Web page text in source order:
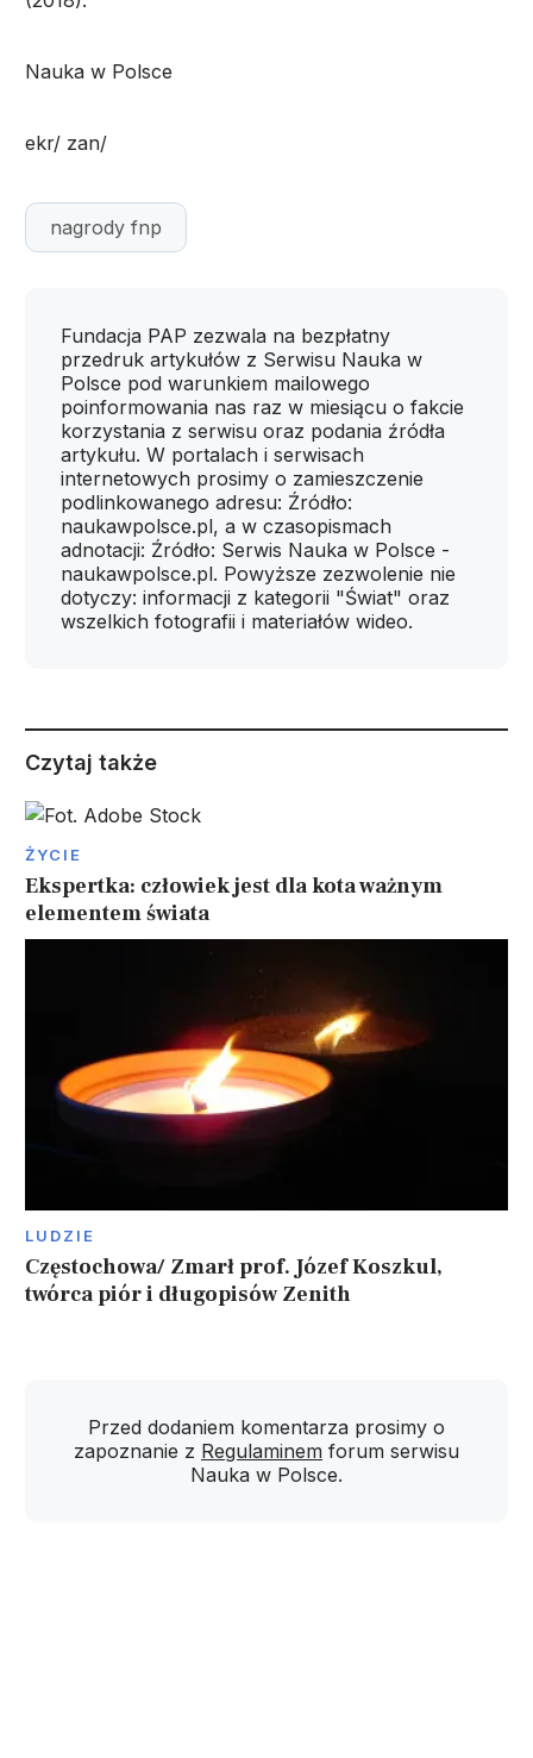
Nauka w Polsce
ekr/ zan/
nagrody fnp
Fundacja PAP zezwala na bezpłatny
przedruk artykułów z Serwisu Nauka w
Polsce pod warunkiem mailowego
poinformowania nas raz w miesiącu o fakcie
korzystania z serwisu oraz podania źródła
artykułu. W portalach i serwisach
internetowych prosimy o zamieszczenie
podlinkowanego adresu: Źródło:
naukawpolsce.pl, a w czasopismach
adnotacji: Źródło: Serwis Nauka w Polsce -
naukawpolsce.pl. Powyższe zezwolenie nie
dotyczy: informacji z kategorii "Świat" oraz
wszelkich fotografii i materiałów wideo.
Czytaj także
ŻYCIE
Ekspertka: człowiek jest dla kota ważnym
elementem świata
LUDZIE
Częstochowa/ Zmarł prof. Józef Koszkul,
twórca piór i długopisów Zenith
Przed dodaniem komentarza prosimy o
zapoznanie z Regulaminem forum serwisu
Nauka w Polsce.